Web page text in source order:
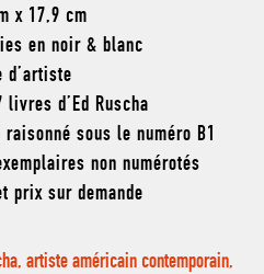
x 17,9 cm
en noir & blanc
d’artiste
livres d’Ed Ruscha
sous le numéro B1
non numérotés
prix sur demande
artiste américain contemporain,